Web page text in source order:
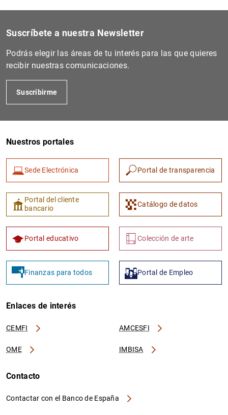
Suscríbete a nuestra Newsletter
Podrás elegir las áreas de tu interés para las que quieres
recibir nuestras comunicaciones.
Suscribirme
Nuestros portales
Sede Electrónica Portal de transparencia
Portal del cliente
bancario
Catálogo de datos
Portal educativo Colección de arte
Finanzas para todos Portal de Empleo
Enlaces de interés
CEMFI AMCESFI
OME IMBISA
Contacto
Contactar con el Banco de España